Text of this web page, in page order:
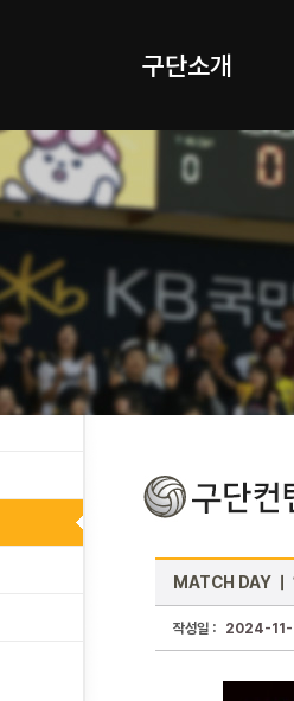
구단소개
MATCH DAY ㅣ
작성일 : 2024-11-